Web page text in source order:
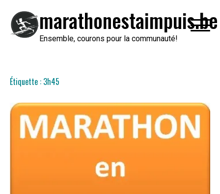
contenu
marathonestaimpuis.be
Ensemble, courons pour la communauté!
Étiquette : 3h45